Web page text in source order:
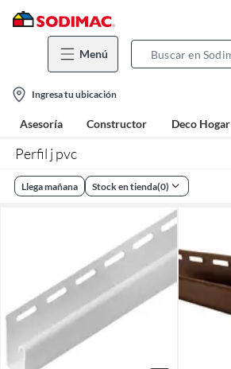
Menú
location-
icon
Ingresa tu ubicación
Asesoría Constructor Deco Hogar
Perfil j pvc
Llega mañana Stock en tienda(0)